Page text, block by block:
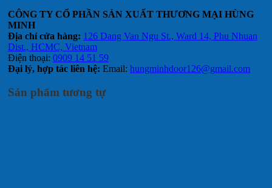
CÔNG TY CỔ PHẦN SẢN XUẤT THƯƠNG MẠI HÙNG
MINH
Địa chỉ cửa hàng: 126 Dang Van Ngu St., Ward 14, Phu Nhuan
Dist., HCMC, Vietnam
Điện thoại: 0909 14 51 59
Đại lý, hợp tác liên hệ: Email: hungminhdoor126@gmail.com
Sản phẩm tương tự